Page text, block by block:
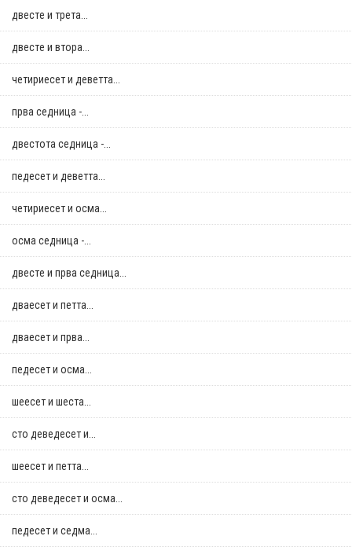
двестe и трета...
двестe и втора...
четириесет и деветта...
прва седница -...
двестота седница -...
педесет и деветта...
четириесет и осма...
осма седница -...
двестe и прва седница...
дваесет и петта...
дваесет и прва...
педесет и осма...
шеесет и шеста...
сто деведесет и...
шеесет и петта...
сто деведесет и осма...
педесет и седма...